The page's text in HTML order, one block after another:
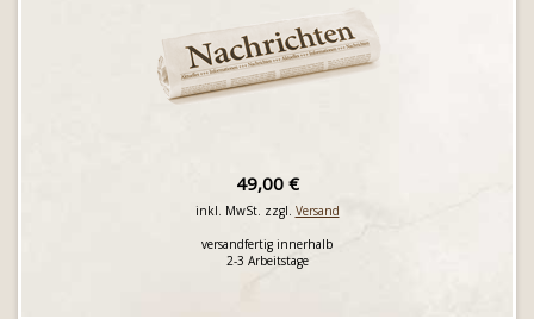
49,00 €
inkl. MwSt. zzgl. Versand
versandfertig innerhalb
2-3 Arbeitstage